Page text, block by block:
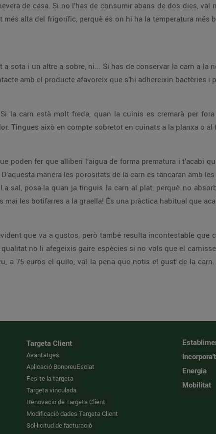
de casa. Si no l’has de consumir abans de dos dies,
més alta del frigorífic, perquè és on hi ha la temperatura més
sota i un altre a sobre, ni... Si has de conservar la carn a la
amb el producte afavoreix que s’hi adhereixin bactèries i
la carn està molt freda, quan la cuinis es cremarà per
Tingues això en compte sobretot en cuinats a la planxa o al
poden fer que alliberi l’aigua de forma prematura i t’acabi
manera les porositats de la carn es tancaran amb
sal, posa-la quan ja tinguis la carn al plat, perquè no
les botifarres a la graella! És una pràctica habitual que
que va a gustos, però també resulta incontestable que
no li afegeixis gaire espècies si no vols que el
a 75 euros el quilo, val la pena que notis el gust de la carn.
Targeta Client
Avantatges
Aplicació BonpreuEsclat
Fes-te la targeta
Targeta vinculada
Renovació de Targeta Client
Modificació dades Targeta Client
Sol·licitud de facturació
Incorpora't
Energia
Mobilitat